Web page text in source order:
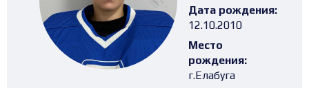
Дата рождения:
12.10.2010
Место
рождения:
г.Елабуга